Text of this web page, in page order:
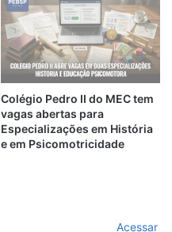
Colégio Pedro II do MEC tem
vagas abertas para
Especializações em História
e em Psicomotricidade
Acessar